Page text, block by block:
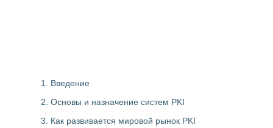
1. Введение
2. Основы и назначение систем PKI
3. Как развивается мировой рынок PKI